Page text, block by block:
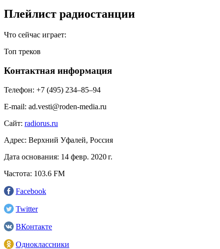
Плейлист радиостанции
Что сейчас играет:
Топ треков
Контактная информация
Телефон: +7 (495) 234‒85‒94
E-mail: ad.vesti@roden-media.ru
Сайт: radiorus.ru
Адрес: Верхний Уфалей, Россия
Дата основания: 14 февр. 2020 г.
Частота: 103.6 FM
Facebook
Twitter
ВКонтакте
Одноклассники